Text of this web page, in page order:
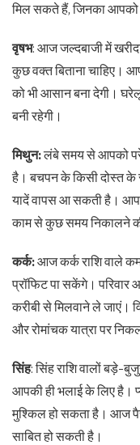
मिल सकते हैं, जिनका आपको
वृषभ: आज जल्दबाजी में
कुछ वक्त बिताना चाहिए।
को भी आसान बना देगी।
बनी रहेगी।
मिथुन:लंबे समय से आपको
है। बचपन के किसी दोस्त के
यादें वापस आ सकती है।
काम से कुछ समय निकालने
कर्क:आज कर्क राशि वाले
प्रॉफिट पा सकेंगे।
करीबी से मिलवाने ले जाएं।
और रोमांचक यात्रा पर
सिंह: सिंह राशि वालों बड़े-
आपकी ही भलाई के लिए है।
मुश्किल हो सकता है। आज
साबित हो सकती है।